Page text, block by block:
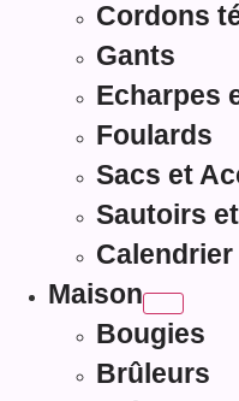
Cordons
Gants
Echarpes
Foulards
Sacs et
Sautoirs
Maison
Bougies
Brûleurs